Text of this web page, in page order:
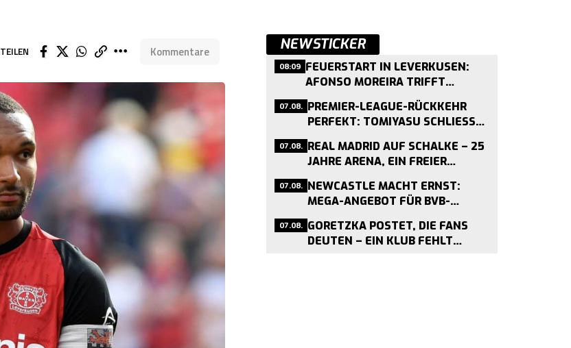
TEILEN Kommentare NEWSTICKER
08:09 FEUERSTART IN LEVERKUSEN:
AFONSO MOREIRA TRIFFT
VIERMAL IN DREI TESTSPIELEN
07.08. PREMIER-LEAGUE-RÜCKKEHR
PERFEKT: TOMIYASU SCHLIESST S
07.08. REAL MADRID AUF SCHALKE – 25
JAHRE ARENA, EIN FREIER
07.08. NEWCASTLE MACHT ERNST:
MEGA-ANGEBOT FÜR BVB-
ANFLUG
07.08. GORETZKA POSTET, DIE FANS
DEUTEN – EIN KLUB FEHLT